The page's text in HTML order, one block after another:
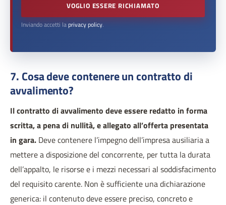
VOGLIO ESSERE RICHIAMATO
Inviando accetti laprivacy policy.
7. Cosa deve contenere un contratto di
avvalimento?
Il contratto di avvalimento deve essere redatto in forma
scritta, a pena di nullità, e allegato all’offerta presentata
in gara. Deve contenere l’impegno dell’impresa ausiliaria a
mettere a disposizione del concorrente, per tutta la durata
dell’appalto, le risorse e i mezzi necessari al soddisfacimento
del requisito carente. Non è sufficiente una dichiarazione
generica: il contenuto deve essere preciso, concreto e